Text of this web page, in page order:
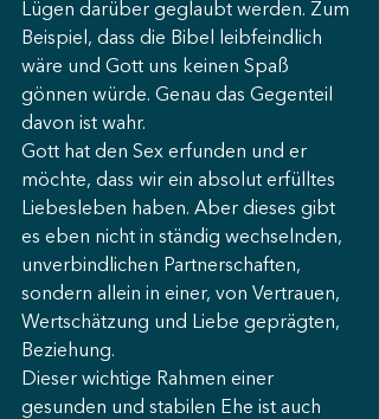
Lügen darüber geglaubt werden. Zum
Beispiel, dass die Bibel leibfeindlich
wäre und Gott uns keinen Spaß
gönnen würde. Genau das Gegenteil
davon ist wahr.
Gott hat den Sex erfunden und er
möchte, dass wir ein absolut erfülltes
Liebesleben haben. Aber dieses gibt
es eben nicht in ständig wechselnden,
unverbindlichen Partnerschaften,
sondern allein in einer, von Vertrauen,
Wertschätzung und Liebe geprägten,
Beziehung.
Dieser wichtige Rahmen einer
gesunden und stabilen Ehe ist auch